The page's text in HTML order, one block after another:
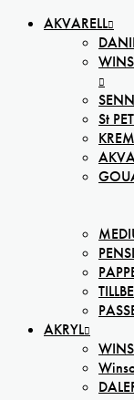
AKVARELL
St
AKRYL